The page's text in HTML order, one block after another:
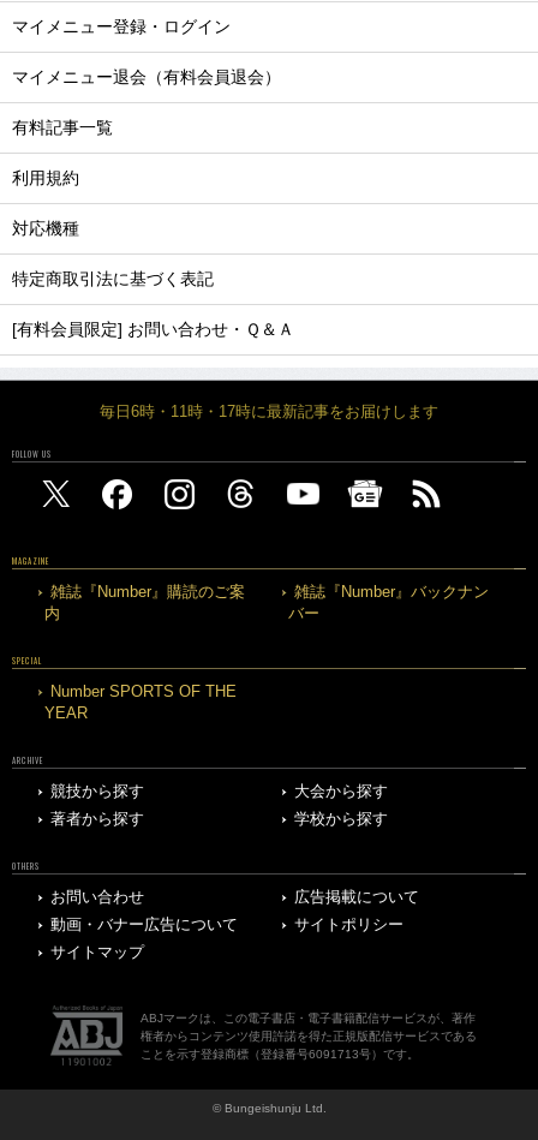
マイメニュー登録・ログイン
マイメニュー退会（有料会員退会）
有料記事一覧
利用規約
対応機種
特定商取引法に基づく表記
[有料会員限定] お問い合わせ・Ｑ＆Ａ
毎日6時・11時・17時に最新記事をお届けします
FOLLOW US
MAGAZINE
雑誌『Number』購読のご案
内
雑誌『Number』バックナン
バー
SPECIAL
Number SPORTS OF THE
YEAR
ARCHIVE
競技から探す
大会から探す
著者から探す
学校から探す
OTHERS
お問い合わせ
広告掲載について
動画・バナー広告について
サイトポリシー
サイトマップ
ABJマークは、この電子書店・電子書籍配信サービスが、著作
権者からコンテンツ使用許諾を得た正規版配信サービスである
ことを示す登録商標（登録番号6091713号）です。
© Bungeishunju Ltd.